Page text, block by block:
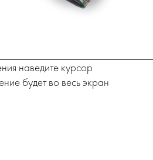
наведите курсор
будет во весь экран